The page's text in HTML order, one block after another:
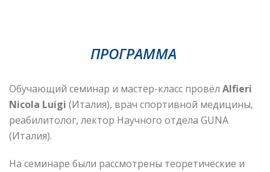
ПРОГРАММА
Обучающий семинар и мастер-класс провёл Alfieri
Nicola Luigi (Италия), врач спортивной медицины,
реабилитолог, лектор Научного отдела GUNA
(Италия).
На семинаре были рассмотрены теоретические и